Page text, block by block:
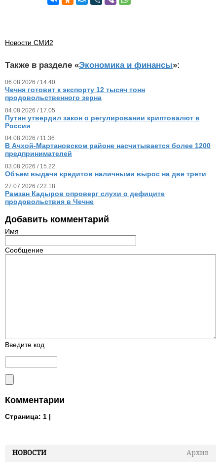
НОВОСТИ
Архив
Новости СМИ2
Также в разделе «Экономика и финансы»:
06.08.2026 / 14.40
Чечня готовит к экспорту 12 тысяч тонн
продовольственного зерна
04.08.2026 / 17.05
Путин утвердил закон о регулировании криптовалют в
России
04.08.2026 / 11.36
В Ачхой-Мартановском районе насчитывается более 1200
предпринимателей
03.08.2026 / 15.22
Объем выдачи кредитов наличными вырос на две трети
27.07.2026 / 22.18
Рамзан Кадыров опроверг слухи о дефиците
продовольствия в Чечне
Добавить комментарий
Имя
Сообщение
Введите код
Комментарии
Страница: 1 |